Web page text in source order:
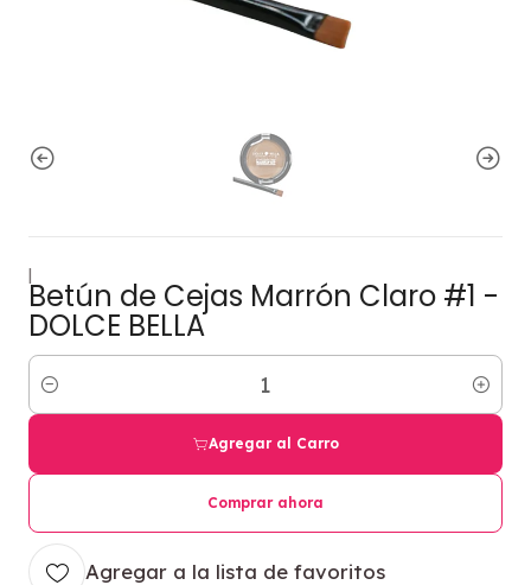
|
Betún de Cejas Marrón Claro #1 -
DOLCE BELLA
Cantidad
Agregar al Carro
Comprar ahora
Agregar a la lista de favoritos